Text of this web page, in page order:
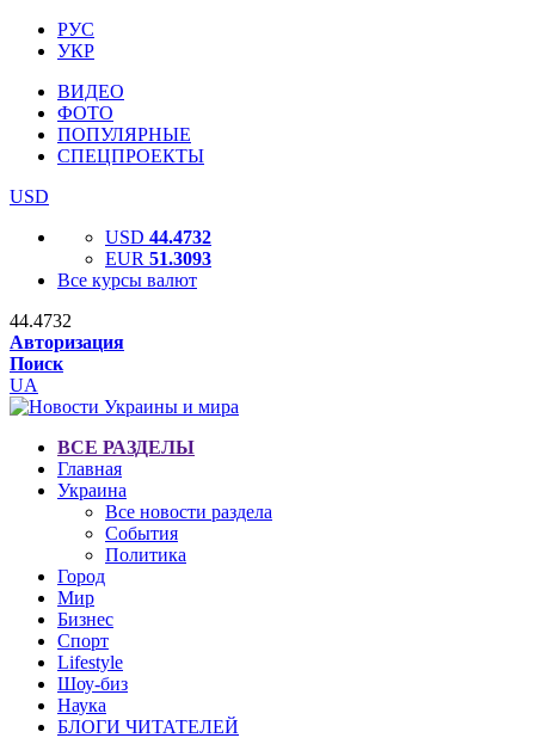
РУС
УКР
ВИДЕО
ФОТО
ПОПУЛЯРНЫЕ
СПЕЦПРОЕКТЫ
USD
USD 44.4732
EUR 51.3093
Все курсы валют
44.4732
Авторизация
Поиск
UA
ВСЕ РАЗДЕЛЫ
Главная
Украина
Все новости раздела
События
Политика
Город
Мир
Бизнес
Спорт
Lifestyle
Шоу-биз
Наука
БЛОГИ ЧИТАТЕЛЕЙ